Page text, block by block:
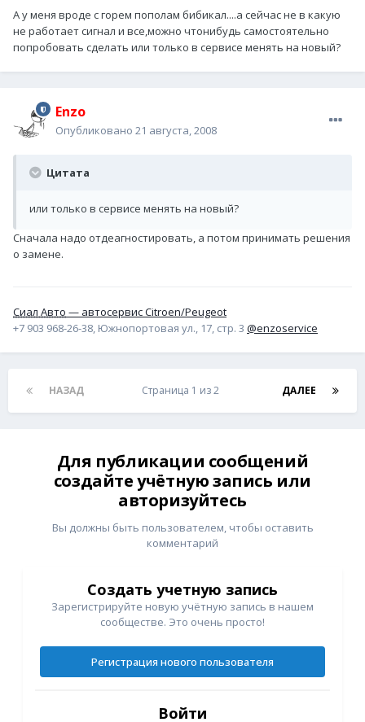
А у меня вроде с горем пополам бибикал....а сейчас не в какую
не работает сигнал и все,можно чтонибудь самостоятельно
попробовать сделать или только в сервисе менять на новый?
Enzo
Опубликовано 21 августа, 2008
Цитата
или только в сервисе менять на новый?
Сначала надо отдеагностировать, а потом принимать решения
о замене.
Сиал Авто — автосервис Citroen/Peugeot
+7 903 968-26-38, Южнопортовая ул., 17, стр. 3 @enzoservice
НАЗАД ДАЛЕЕ
Страница 1 из 2
Для публикации сообщений
создайте учётную запись или
авторизуйтесь
Вы должны быть пользователем, чтобы оставить
комментарий
Создать учетную запись
Зарегистрируйте новую учётную запись в нашем
сообществе. Это очень просто!
Регистрация нового пользователя
Войти